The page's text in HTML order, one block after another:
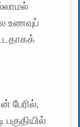
உணவுப்
பேரில்,
பகுதியில்